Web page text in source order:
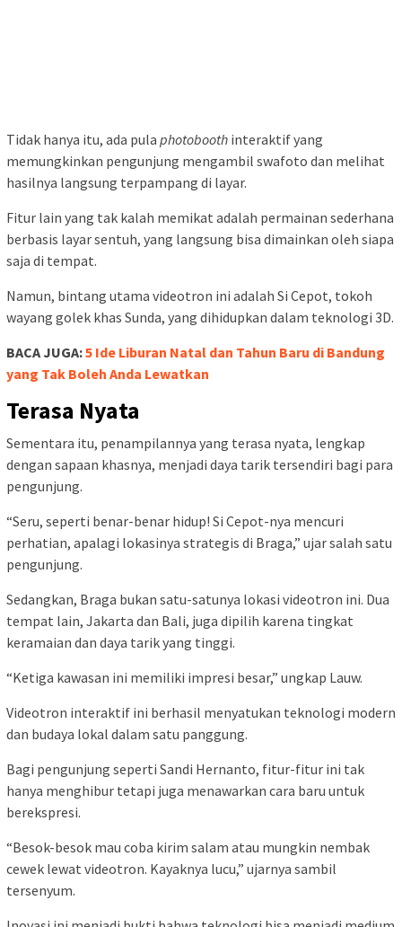
Videotron yang digarap oleh Prisma Advertising ini bukan
sekadar layar besar. Ia menawarkan pengalaman unik. Seperti
fiturkirim salam
“Warga Bandung bisa mengirim pesan personal yang langsung
Direktur Utama Prisma Advertising, dalam keterangan persnya,
Sabtu 21 Desember 2024.
Tidak hanya itu, ada pula
memungkinkan pengunjung mengambil swafoto dan melihat
hasilnya langsung terpampang di layar.
Fitur lain yang tak kalah memikat adalah permainan sederhana
berbasis layar sentuh, yang langsung bisa dimainkan oleh siapa